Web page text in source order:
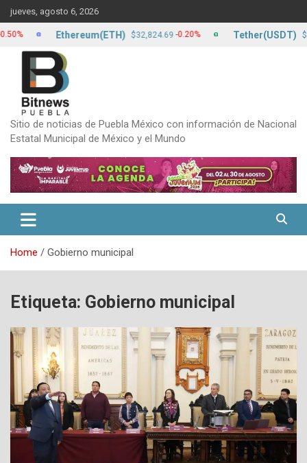
Skip
to
content
jueves, agosto 6, 2026
Sitio de noticias de Puebla México con información de Nacional
Estatal Municipal de México y el Mundo
Home Gobierno municipal
Etiqueta: Gobierno municipal
Ethereum(ETH) $32,824.69 -0.20% Tether(USDT) $17.24